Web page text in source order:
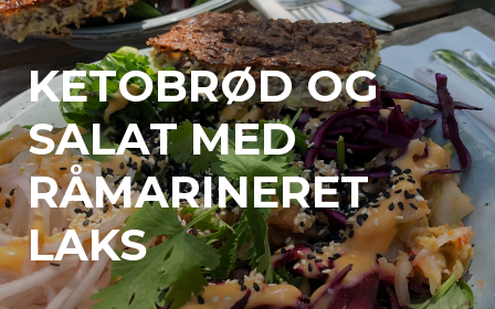
KETOBRØD OG
SALAT MED
RÅMARINERET
LAKS